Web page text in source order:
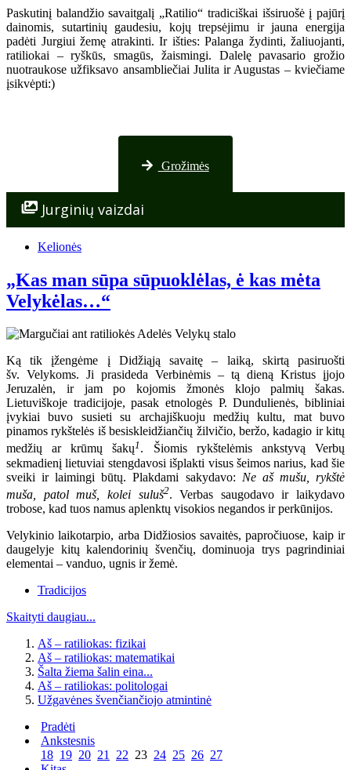
Paskutinį balandžio savaitgalį „Ratilio“ tradiciškai išsiruošė į pajūrį
dainomis, sutartinių gaudesiu, kojų trepsėjimu ir jauna energija
padėti Jurgiui žemę atrakinti. Ir išties: Palanga žydinti, žaliuojanti,
ratiliokai – ryškūs, smagūs, žaismingi. Dalelę pavasario grožio
nuotraukose užfiksavo ansambliečiai Julita ir Augustas – kviečiame
įsikvėpti:)
Nuotraukos iš Palangos
Grožimės
Jurginių vaizdai
Kelionės
„Kas man sūpa sūpuoklėlas, ė kas mėta
Velykėlas…“
Ką tik įžengėme į Didžiąją savaitę – laiką, skirtą pasiruošti
šv. Velykoms. Ji prasideda Verbinėmis – tą dieną Kristus įjojo
Jeruzalėn, ir jam po kojomis žmonės klojo palmių šakas.
Lietuviškoje tradicijoje, pasak etnologės P. Dundulienės, bibliniai
įvykiai buvo susieti su archajiškuoju medžių kultu, mat buvo
pinamos rykštelės iš besiskleidžiančių žilvičio, beržo, kadagio ir kitų
medžių ar krūmų šakų1 . Šiomis rykštelėmis ankstyvą Verbų
sekmadienį lietuviai stengdavosi išplakti visus šeimos narius, kad šie
sveiki ir laimingi būtų. Plakdami sakydavo: Ne aš mušu, rykštė
muša, patol muš, kolei suluš2. Verbas saugodavo ir laikydavo
trobose, kad tuos namus aplenktų visokios negandos ir perkūnijos.
Velykinio laikotarpio, arba Didžiosios savaitės, papročiuose, kaip ir
daugelyje kitų kalendorinių švenčių, dominuoja trys pagrindiniai
elementai – vanduo, ugnis ir žemė.
Tradicijos
Skaityti daugiau...
Aš – ratiliokas: fizikai
Aš – ratiliokas: matematikai
Šalta žiema šalin eina...
Aš – ratiliokas: politologai
Užgavėnes švenčiančiojo atmintinė
Pradėti
Ankstesnis
18 19 20 21 22 23 24 25 26 27